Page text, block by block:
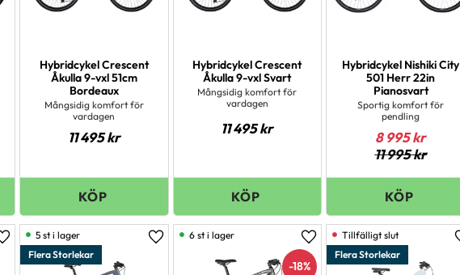
Hybridcykel Crescent
Åkulla 9-vxl 51cm
Bordeaux
Mångsidig komfort för
vardagen
11 495kr
Hybridcykel Crescent
Åkulla 9-vxl Svart
Mångsidig komfort för
vardagen
11 495kr
Hybridcykel Nishiki City
501 Herr 22in
Pianosvart
Sportig komfort för
pendling
8 995kr
11 995kr
Lägg till i favoriter
Flera Storlekar
Lägg till i favoriter
5 st i lager
18%
Lägg till i favoriter
6 st i lager
Flera Storlekar